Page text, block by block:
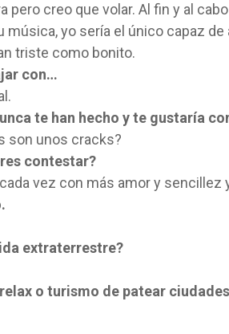
pero creo que volar. Al fin y al
yo sería el único capaz
triste como bonito.
con…
te han hecho y te gustaría
son unos cracks?
contestar?
vez con más amor y sencillez
extraterrestre?
o turismo de patear